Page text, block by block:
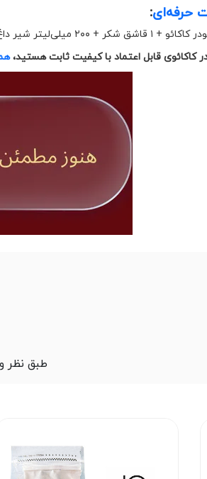
حرفه‌ای:
کاکائوی قابل اعتماد با کیفیت ثابت هستید،
طبق نظر